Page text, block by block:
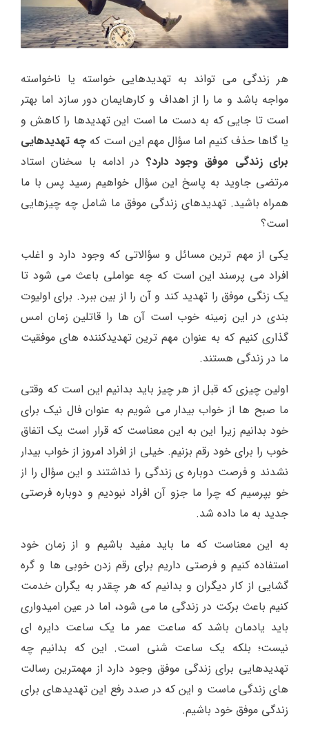
هر زندگی می تواند به تهدیدهایی خواسته یا ناخواسته
مواجه باشد و ما را از اهداف و کارهایمان دور سازد اما بهتر
است تا جایی که به دست ما است این تهدیدها را کاهش و
یا گاها حذف کنیم اما سؤال مهم این است که چه تهدیدهایی
برای زندگی موفق وجود دارد؟ در ادامه با سخنان استاد
مرتضی جاوید به پاسخ این سؤال خواهیم رسید پس با ما
همراه باشید. تهدیدهای زندگی موفق ما شامل چه چیزهایی
است؟
یکی از مهم ترین مسائل و سؤالاتی که وجود دارد و اغلب
افراد می پرسند این است که چه عواملی باعث می شود تا
یک زنگی موفق را تهدید کند و آن را از بین ببرد. برای اولیوت
بندی در این زمینه خوب است آن ها را قاتلین زمان امس
گذاری کنیم که به عنوان مهم ترین تهدیدکننده های موفقیت
ما در زندگی هستند.
اولین چیزی که قبل از هر چیز باید بدانیم این است که وقتی
ما صبح ها از خواب بیدار می شویم به عنوان فال نیک برای
خود بدانیم زیرا این به این معناست که قرار است یک اتفاق
خوب را برای خود رقم بزنیم. خیلی از افراد امروز از خواب بیدار
نشدند و فرصت دوباره ی زندگی را نداشتند و این سؤال را از
خو بپرسیم که چرا ما جزو آن افراد نبودیم و دوباره فرصتی
جدید به ما داده شد.
به این معناست که ما باید مفید باشیم و از زمان خود
استفاده کنیم و فرصتی داریم برای رقم زدن خوبی ها و گره
گشایی از کار دیگران و بدانیم که هر چقدر به یگران خدمت
کنیم باعث برکت در زندگی ما می شود، اما در عین امیدواری
باید یادمان باشد که ساعت عمر ما یک ساعت دایره ای
نیست؛ بلکه یک ساعت شنی است. این که بدانیم چه
تهدیدهایی برای زندگی موفق وجود دارد از مهمترین رسالت
های زندگی ماست و این که در صدد رفع این تهدیدهای برای
زندگی موفق خود باشیم.